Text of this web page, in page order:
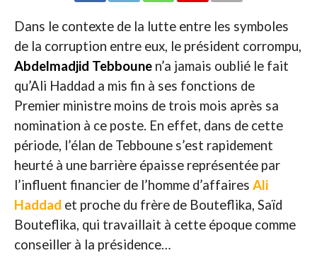
Dans le contexte de la lutte entre les symboles
de la corruption entre eux, le président corrompu,
Abdelmadjid Tebbounen’a jamais oublié le fait
qu’Ali Haddad a mis fin à ses fonctions de
Premier ministre moins de trois mois après sa
nomination à ce poste. En effet, dans de cette
période, l’élan de Tebboune s’est rapidement
heurté à une barrière épaisse représentée par
l’influent financier de l’homme d’affaires Ali
Haddad et proche du frère de Bouteflika, Saïd
Bouteflika, qui travaillait à cette époque comme
conseiller à la présidence…